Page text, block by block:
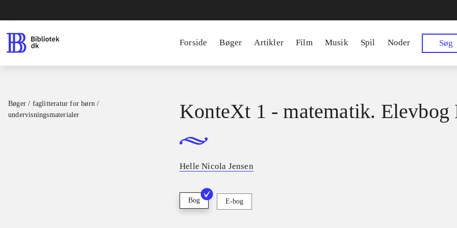
Forside Bøger Artikler Film Musik Spil Noder Søg
Bøger / faglitteratur for børn /
undervisningsmaterialer
KonteXt 1 - matematik. Elevbog
Helle Nicola Jensen
Bog E-bog